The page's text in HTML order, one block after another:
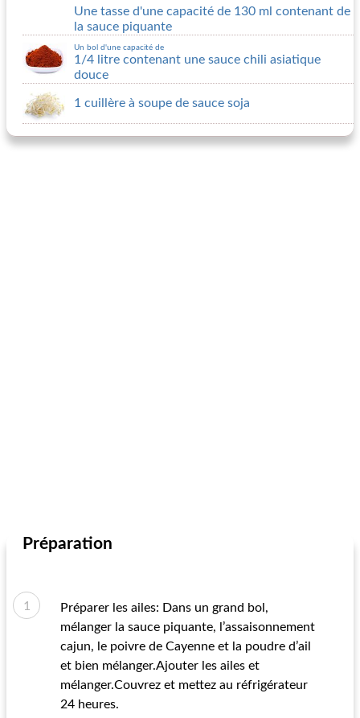
Une tasse d'une capacité de 130 ml contenant de
la sauce piquante
Un bol d'une capacité de
1/4 litre contenant une sauce chili asiatique
douce
1 cuillère à soupe de sauce soja
Préparation
Préparer les ailes: Dans un grand bol,
mélanger la sauce piquante, l’assaisonnement
cajun, le poivre de Cayenne et la poudre d’ail
et bien mélanger.Ajouter les ailes et
mélanger.Couvrez et mettez au réfrigérateur
24 heures.